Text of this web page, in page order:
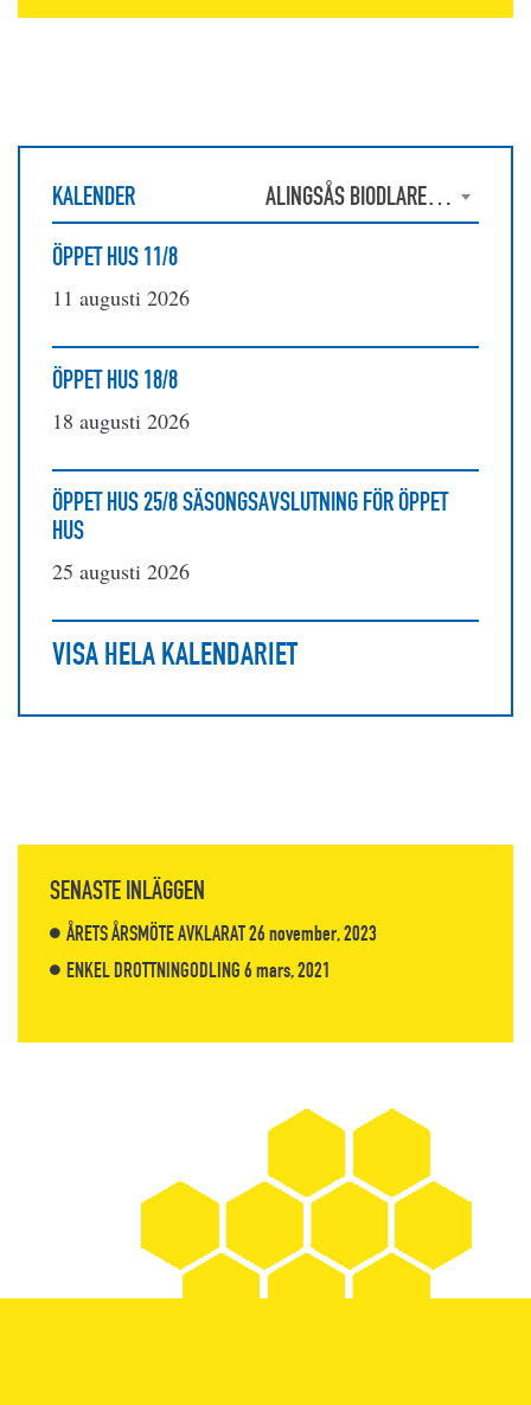
KALENDER
ALINGSÅS BIODLAREFÖRENING
ÖPPET HUS 11/8
11 augusti 2026
ÖPPET HUS 18/8
18 augusti 2026
ÖPPET HUS 25/8 SÄSONGSAVSLUTNING FÖR ÖPPET
HUS
25 augusti 2026
VISA HELA KALENDARIET
SENASTE INLÄGGEN
ÅRETS ÅRSMÖTE AVKLARAT26 november, 2023
ENKEL DROTTNINGODLING6 mars, 2021